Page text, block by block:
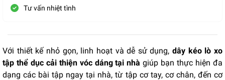
Tư vấn nhiệt tình
Với thiết kế nhỏ gọn, linh hoạt và dễ sử dụng,dây kéo lò xo
tập thể dục cải thiện vóc dáng tại nhà giúp bạn thực hiện đa
dạng các bài tập ngay tại nhà, từ tập cơ tay, cơ chân, đến cơ